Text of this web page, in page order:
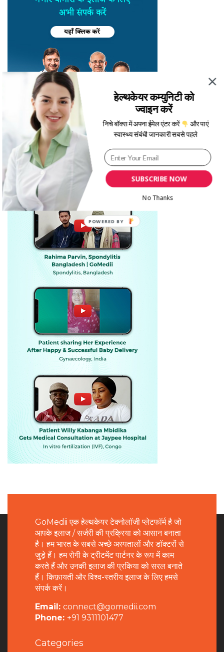
GoMedii एक हेल्थकेयर टेक्नोलॉजी प्लेटफॉर्म है जो
आपके इलाज / सर्जरी की प्रक्रिया को आसान बनाता
है। हम भारत के सबसे अच्छे अस्पतालों और डॉक्टरों से
जुड़े हैं। हम रोगी के ट्रीटमेंट पार्टनर के रूप में काम
करते हैं और उनकी इलाज की प्रकिया को सरल बनाते
हैं। किफ़ायती और विश्व-स्तरीय इलाज के लिए हमसे
संपर्क करें।
Email: connect@gomedii.com
Phone: +91 9311101477
Categories
SUBSCRIBE NOW
हेल्थकेयर कम्युनिटी को
ज्वाइन करें
निचे बॉक्स में अपना ईमेल एंटर करें और पाएं
स्वास्थ्य संबंधी जानकारी सबसे पहले
No Thanks
POWERED BY